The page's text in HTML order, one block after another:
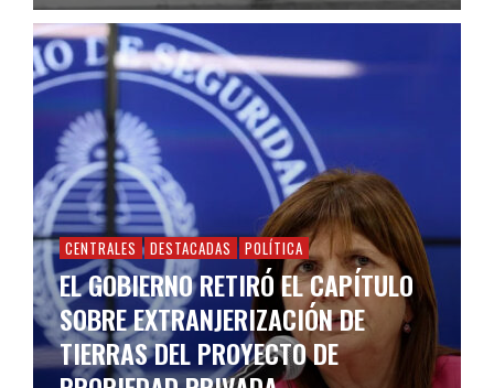
CENTRALES DESTACADAS POLÍTICA
EL GOBIERNO RETIRÓ EL CAPÍTULO
SOBRE EXTRANJERIZACIÓN DE
TIERRAS DEL PROYECTO DE